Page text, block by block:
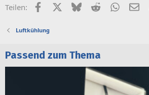
Teilen: FacebookX (Twitter)
BlueskyReddit E-
Luftkühlung
Passend zum Thema